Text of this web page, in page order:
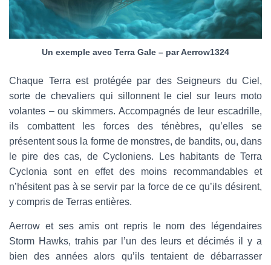
Un exemple avec Terra Gale – par Aerrow1324
Chaque Terra est protégée par des Seigneurs du Ciel,
sorte de chevaliers qui sillonnent le ciel sur leurs moto
volantes – ou skimmers. Accompagnés de leur escadrille,
ils combattent les forces des ténèbres, qu’elles se
présentent sous la forme de monstres, de bandits, ou, dans
le pire des cas, de Cycloniens. Les habitants de Terra
Cyclonia sont en effet des moins recommandables et
n’hésitent pas à se servir par la force de ce qu’ils désirent,
y compris de Terras entières.
Aerrow et ses amis ont repris le nom des légendaires
Storm Hawks, trahis par l’un des leurs et décimés il y a
bien des années alors qu’ils tentaient de débarrasser